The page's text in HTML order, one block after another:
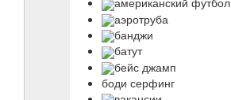
аэротруба
банджи
батут
бейс джамп
боди серфинг